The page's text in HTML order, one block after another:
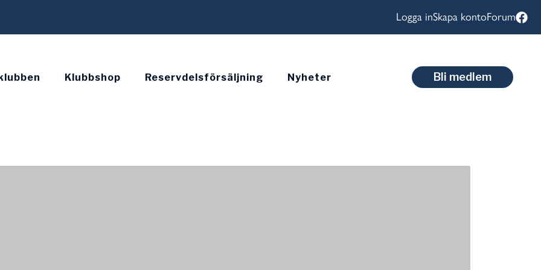
Logga inSkapa kontoForum
Klubbshop Reservdelsförsäljning Nyheter Bli medlem